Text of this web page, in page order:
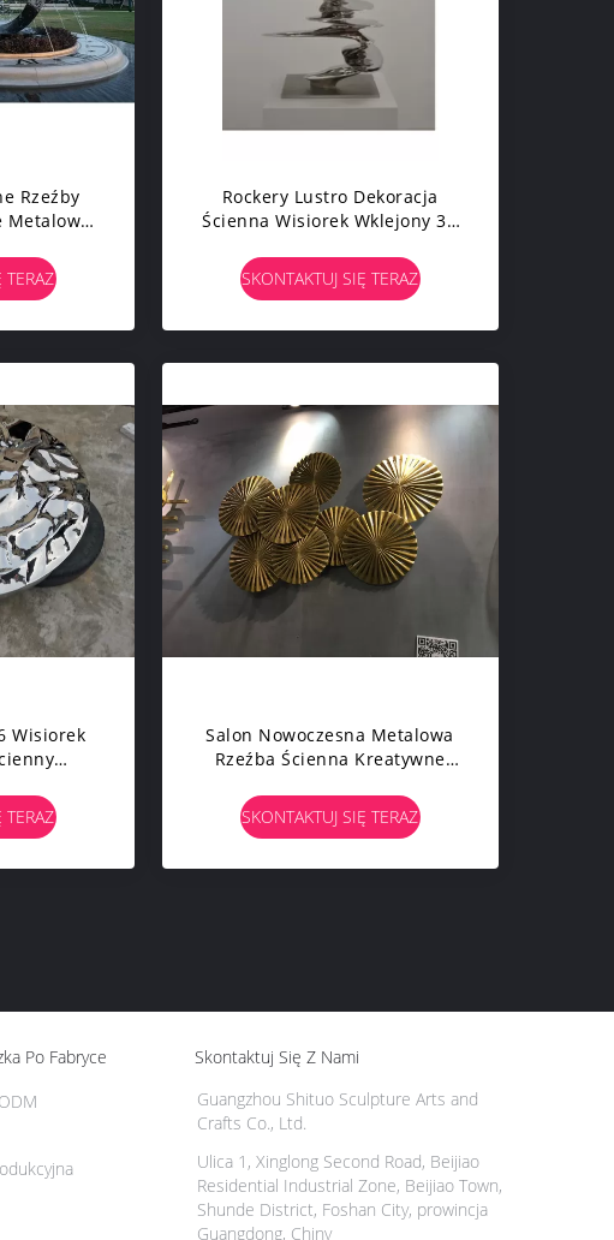
Rzeźby
Metalowe
TERAZ
Rockery Lustro Dekoracja
Ścienna Wisiorek Wklejony 3d
SKONTAKTUJ SIĘ TERAZ
Wisiorek
TERAZ
Salon Nowoczesna Metalowa
Rzeźba Ścienna Kreatywne
SKONTAKTUJ SIĘ TERAZ
Po Fabryce
Skontaktuj Się Z Nami
Guangzhou Shituo Sculpture Arts and
Crafts Co., Ltd.
Ulica 1, Xinglong Second Road, Beijiao
Residential Industrial Zone, Beijiao Town,
Shunde District, Foshan City, prowincja
Guangdong, Chiny